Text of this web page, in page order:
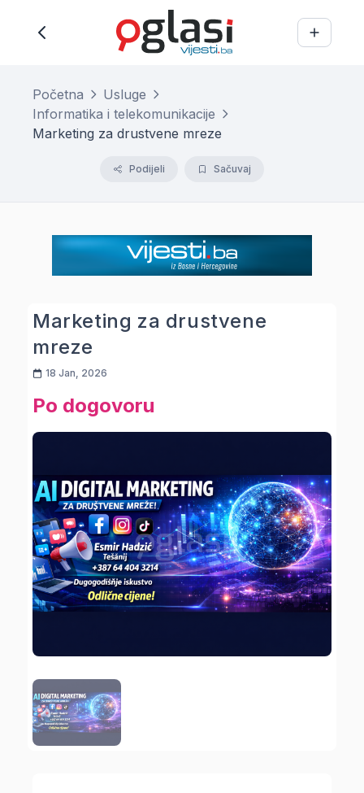
Početna
Usluge
Informatika i telekomunikacije
Marketing za drustvene mreze
Podijeli Sačuvaj
Marketing za drustvene
mreze
18 Jan, 2026
Po dogovoru